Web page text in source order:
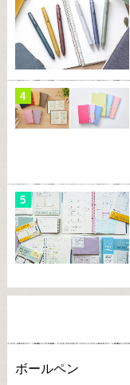
ボールペン